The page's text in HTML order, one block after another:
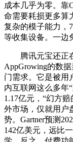
成本几乎为零。靠
命需要耗损更多算
复杂的模子能力，
等收集设备。一边
腾讯元宝还正在
AppGrowing的数
门需求。它是被用
内互联网这么多年
1.17亿元，“幻方
外市场，仅就用户
势。Gartner预测
142亿美元，远比